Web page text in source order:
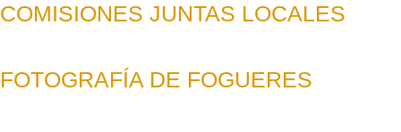
COMISIONES JUNTAS LOCALES
FOTOGRAFÍA DE FOGUERES